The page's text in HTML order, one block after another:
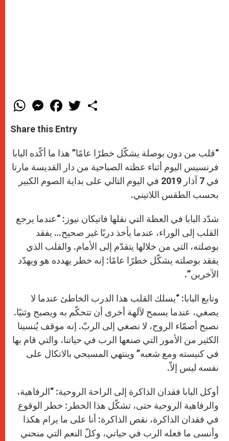
W
h
t
s
p
p
M
e
s
e
g
e
r
F
a
e
b
o
k
T
w
r
Share this Entry
“قلب من دون بوصلة يشكّل خطرًا عامًا” هذا ما أكّده البابا
فرنسيس اليوم أثناء عظته الصباحية من دار القديسة مارتا
في 7 آذار 2019 في اليوم التالي على بداية الصوم الكبير
بحسب الطقس اللاتيني.
شدّد البابا في العظة التي نقلها فاتيكان نيوز: “عندما يرجع
القلب إلى الوراء، عندما يأخذ دربًا غير صحيح… يفقد
بوصلته، التي من خلالها يتقدّم إلى الأمام. والقلب الذي
يفقد بوصلته يشكّل خطرًا عامًا: إنه خطر يهدده هو ويهدّد
الآخرين”.
وتابع البابا: “يسلك القلب هذا الدرب الخاطئ عندما لا
يصغي، عندما يسمح لآلهة أخرى أن تتحكّم به ويصبح وثنيًا.
نصبح أصمّاء الروح، لا نصغي إلى الربّ. إنه موقف يُنسينا
الكثير من الأمور التي صنعها الرب في حياتنا، والتي قام بها
في كنيسته ومع شعبه” وينتهي المسيحي بالاتكال على
نفسه ليس إلاّ.
أوكل البابا فقدان الذاكرة إلى الراحة الروحية: “الرفاهية،
والرفاهية الروحية حتى، تشكّل هذا الخطر: خطر الوقوع
في فقدان الذاكرة، نقص الذاكرة: أنا على ما يرام هكذا
وأنسى ما فعله الرب في حياتي، وكلّ النعم التي منحني